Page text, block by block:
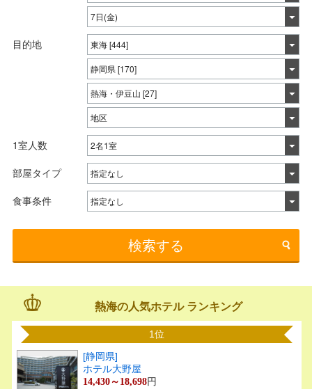
目的地
1室人数
部屋タイプ
食事条件
検索する
熱海の人気ホテル ランキング
1位
[静岡県]
ホテル大野屋
14,430～18,698円